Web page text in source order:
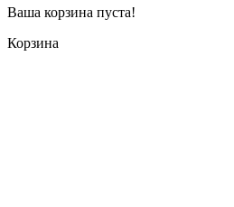
Ваша корзина пуста!
Корзина